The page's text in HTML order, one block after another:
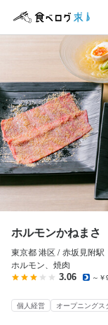
食べログ求人TOP
求人検索
マイページ管理
気になる求人
検索履歴・保存した
ホルモンかねまさ
東京都 港区 / 赤坂見附駅
ホルモン、焼肉
3.06 ～
個人経営 オープニングス
ホルモンかね
店長候補・
店長候補・マ
月給200,000
ボーナス・賞与あり 昇給
勤務時間
17:00~23:00 （実働
終電考慮あり ダブルワー
長期勤務歓迎
休日・休暇